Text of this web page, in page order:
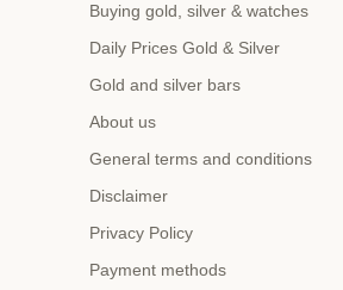
Buying gold, silver & watches
Daily Prices Gold & Silver
Gold and silver bars
About us
General terms and conditions
Disclaimer
Privacy Policy
Payment methods